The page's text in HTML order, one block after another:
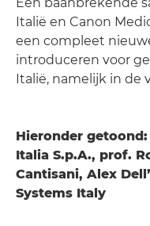
Italië en Canon
een compleet
introduceren voor
Italië, namelijk in de
Hieronder
Italia S.p.A., prof.
Cantisani, Alex
Systems Italy